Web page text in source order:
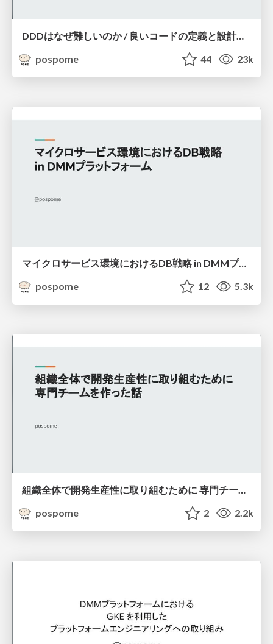
DDDはなぜ難しいのか / 良いコードの定義と設計能力の壁
pospome
44 23k
マイクロサービス環境におけるDB戦略 in DMMプラットフォーム
pospome
12 5.3k
組織全体で開発生産性に取り組むために 専門チームを作った話
pospome
2 2.2k